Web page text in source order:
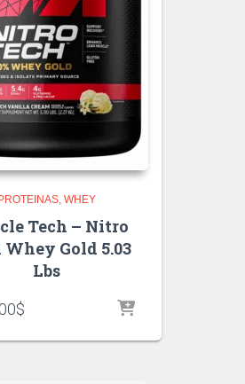
PROTEINAS WHEY
Tech – Nitro
Whey Gold 5.03
Lbs
$